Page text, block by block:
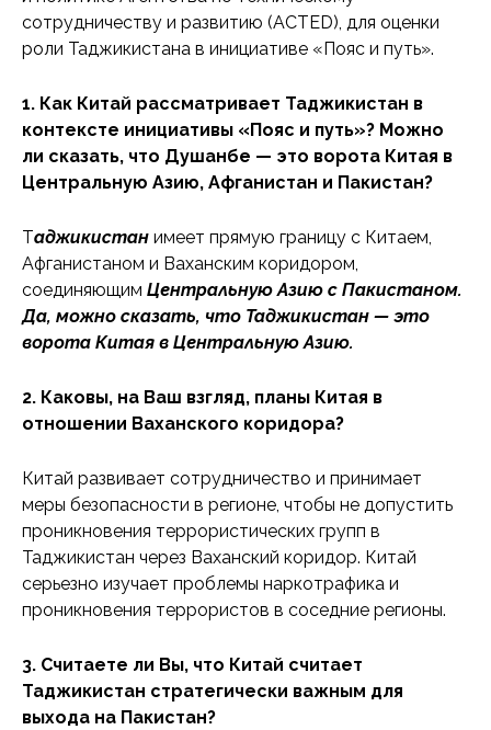
сотрудничеству и развитию (ACTED), для оценки
роли Таджикистана в инициативе «Пояс и путь».
1. Как Китай рассматривает Таджикистан в
контексте инициативы «Пояс и путь»? Можно
ли сказать, что Душанбе — это ворота Китая в
Центральную Азию, Афганистан и Пакистан?
Таджикистан имеет прямую границу с Китаем,
Афганистаном и Ваханским коридором,
соединяющим Центральную Азию с Пакистаном.
Да, можно сказать, что Таджикистан — это
ворота Китая в Центральную Азию.
2. Каковы, на Ваш взгляд, планы Китая в
отношении Ваханского коридора?
Китай развивает сотрудничество и принимает
меры безопасности в регионе, чтобы не допустить
проникновения террористических групп в
Таджикистан через Ваханский коридор. Китай
серьезно изучает проблемы наркотрафика и
проникновения террористов в соседние регионы.
3. Считаете ли Вы, что Китай считает
Таджикистан стратегически важным для
выхода на Пакистан?